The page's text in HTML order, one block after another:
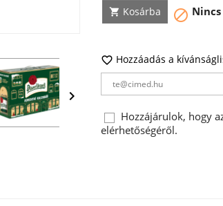

 Kosárba 
 Hozzáadás a
Hozzájárulok, hogy
elérhetőségéről.